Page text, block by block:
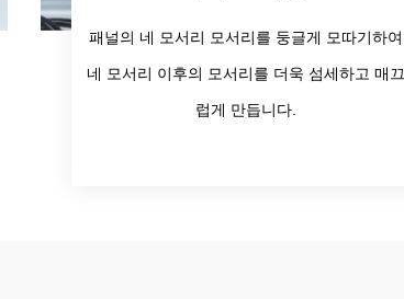
패널의 네 모서리 모서리를 둥글게 모따기하여
네 모서리 이후의 모서리를 더욱 섬세하고 매끄
럽게 만듭니다.